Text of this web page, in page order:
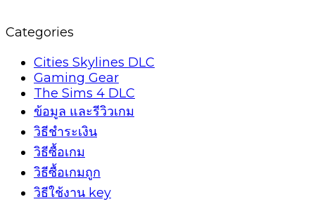
Categories
Cities Skylines DLC
Gaming Gear
The Sims 4 DLC
ข้อมูล และรีวิวเกม
วิธีชำระเงิน
วิธีซื้อเกม
วิธีซื้อเกมถูก
วิธีใช้งาน key